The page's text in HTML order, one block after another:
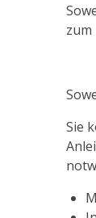
zum
Sie